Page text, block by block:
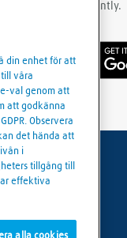
eaily and conveniently.
din enhet för att
våra
val genom att
att godkänna
Observera
det hända att
i
tillgång till
effektiva